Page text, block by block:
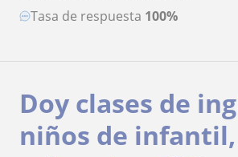
Tasa de respuesta 100%
Doy clases de
niños de infantil,